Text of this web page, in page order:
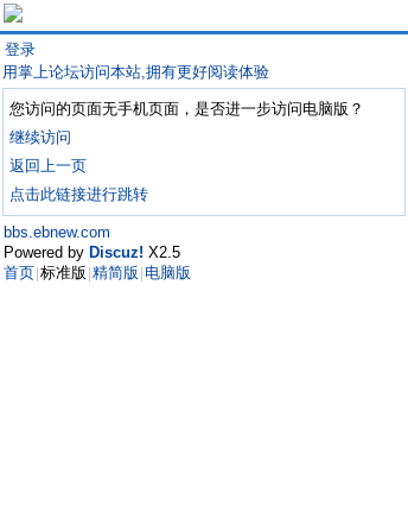
登录
用掌上论坛访问本站,拥有更好阅读体验
您访问的页面无手机页面，是否进一步访问电脑版？
继续访问
返回上一页
点击此链接进行跳转
bbs.ebnew.com
Powered by Discuz! X2.5
首页 标准版 精简版 电脑版